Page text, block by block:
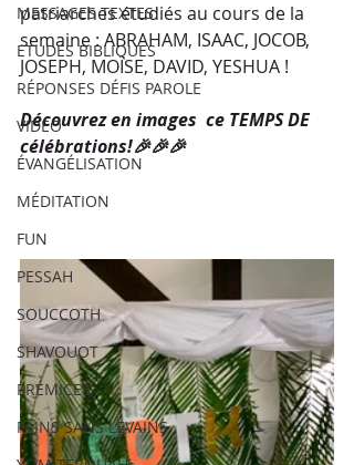
MESSAGES TEXTES
ETUDES BIBLIQUES
RÉPONSES DÉFIS PAROLE
VIDÉO
ÉVANGÉLISATION
MÉDITATION
FUN
PESSAH
SOUCCOTH
SHAVOUOT
PRÉMICES
PAINS SANS LEVAINS
patriarches étudiés au cours de la
semaine : ABRAHAM, ISAAC, JOCOB,
JOSEPH, MOÏSE, DAVID, YESHUA !
Découvrez en images  ce TEMPS DE
célébrations!🎉🎉🎉